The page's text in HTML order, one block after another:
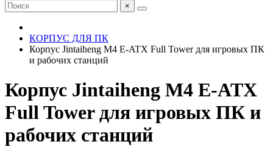
×
КОРПУС ДЛЯ ПК
Корпус Jintaiheng M4 E-ATX Full Tower для игровых ПК
и рабочих станций
Корпус Jintaiheng M4 E-ATX
Full Tower для игровых ПК и
рабочих станций